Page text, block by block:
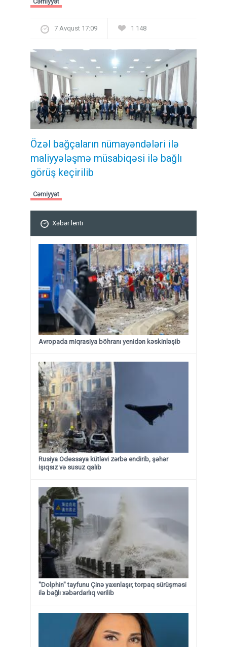
7 Avqust 17:09 1 148
Özəl bağçaların nümayəndələri ilə
maliyyələşmə müsabiqəsi ilə bağlı
görüş keçirilib
Cəmiyyət
Xəbər lenti
Avropada miqrasiya böhranı yenidən kəskinləşib
Rusiya Odessaya kütləvi zərbə endirib, şəhər
işıqsız və susuz qalıb
"Dolphin" tayfunu Çinə yaxınlaşır, torpaq sürüşməsi
ilə bağlı xəbərdarlıq verilib